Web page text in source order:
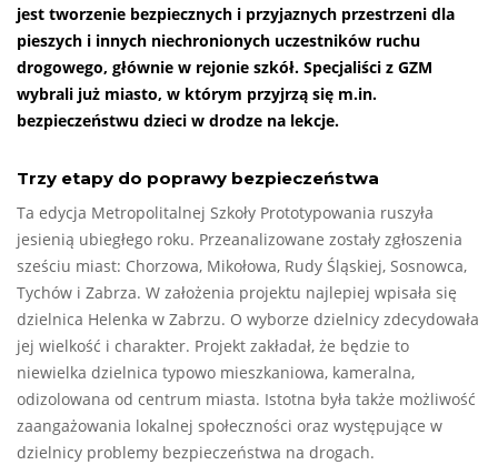
jest tworzenie bezpiecznych i przyjaznych przestrzeni dla
pieszych i innych niechronionych uczestników ruchu
drogowego, głównie w rejonie szkół. Specjaliści z GZM
wybrali już miasto, w którym przyjrzą się m.in.
bezpieczeństwu dzieci w drodze na lekcje.
Trzy etapy do poprawy bezpieczeństwa
Ta edycja Metropolitalnej Szkoły Prototypowania ruszyła
jesienią ubiegłego roku. Przeanalizowane zostały zgłoszenia
sześciu miast: Chorzowa, Mikołowa, Rudy Śląskiej, Sosnowca,
Tychów i Zabrza. W założenia projektu najlepiej wpisała się
dzielnica Helenka w Zabrzu. O wyborze dzielnicy zdecydowała
jej wielkość i charakter. Projekt zakładał, że będzie to
niewielka dzielnica typowo mieszkaniowa, kameralna,
odizolowana od centrum miasta. Istotna była także możliwość
zaangażowania lokalnej społeczności oraz występujące w
dzielnicy problemy bezpieczeństwa na drogach.